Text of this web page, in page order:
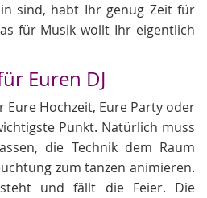
sind, habt Ihr genug Zeit für
für Musik wollt Ihr eigentlich
Euren DJ
Eure Hochzeit, Eure Party oder
Punkt. Natürlich muss
die Technik dem Raum
zum tanzen animieren.
und fällt die Feier. Die